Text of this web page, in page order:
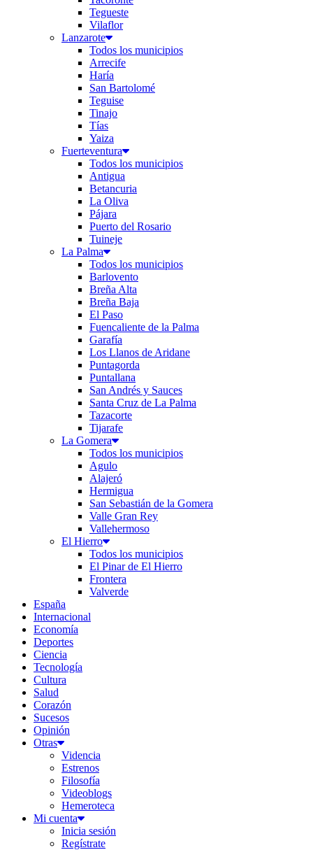
Tegueste
Vilaflor
Lanzarote
Todos los municipios
Arrecife
Haría
San Bartolomé
Teguise
Tinajo
Tías
Yaiza
Fuerteventura
Todos los municipios
Antigua
Betancuria
La Oliva
Pájara
Puerto del Rosario
Tuineje
La Palma
Todos los municipios
Barlovento
Breña Alta
Breña Baja
El Paso
Fuencaliente de la Palma
Garafía
Los Llanos de Aridane
Puntagorda
Puntallana
San Andrés y Sauces
Santa Cruz de La Palma
Tazacorte
Tijarafe
La Gomera
Todos los municipios
Agulo
Alajeró
Hermigua
San Sebastián de la Gomera
Valle Gran Rey
Vallehermoso
El Hierro
Todos los municipios
El Pinar de El Hierro
Frontera
Valverde
España
Internacional
Economía
Deportes
Ciencia
Tecnología
Cultura
Salud
Corazón
Sucesos
Opinión
Otras
Videncia
Estrenos
Filosofía
Videoblogs
Hemeroteca
Mi cuenta
Inicia sesión
Regístrate